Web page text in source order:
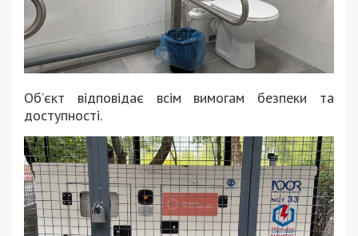
Об’єкт відповідає всім вимогам безпеки та
доступності.